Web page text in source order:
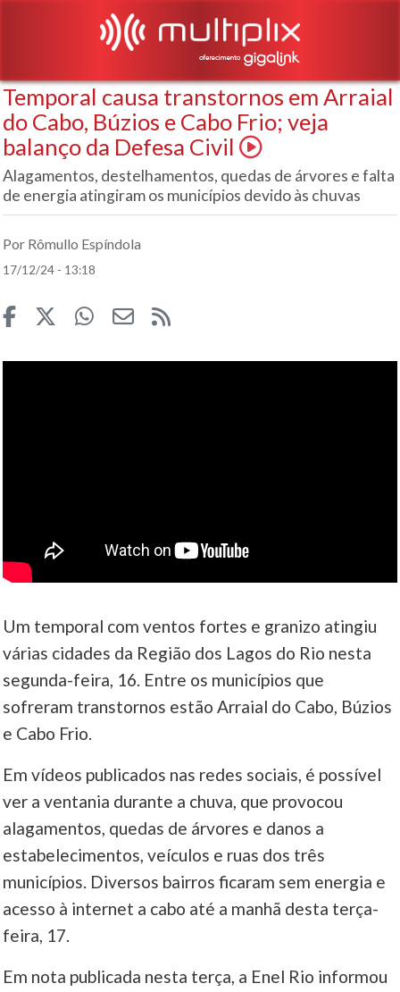
Temporal causa transtornos em Arraial
do Cabo, Búzios e Cabo Frio; veja
balanço da Defesa Civil
Alagamentos, destelhamentos, quedas de árvores e falta
de energia atingiram os municípios devido às chuvas
Por Rômullo Espíndola
17/12/24 - 13:18
Um temporal com ventos fortes e granizo atingiu
várias cidades da Região dos Lagos do Rio nesta
segunda-feira, 16. Entre os municípios que
sofreram transtornos estão Arraial do Cabo, Búzios
e Cabo Frio.
Em vídeos publicados nas redes sociais, é possível
ver a ventania durante a chuva, que provocou
alagamentos, quedas de árvores e danos a
estabelecimentos, veículos e ruas dos três
municípios. Diversos bairros ficaram sem energia e
acesso à internet a cabo até a manhã desta terça-
feira, 17.
Em nota publicada nesta terça, a Enel Rio informou